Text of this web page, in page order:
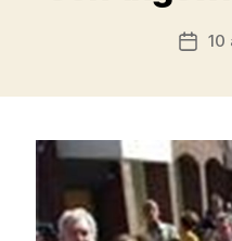
10